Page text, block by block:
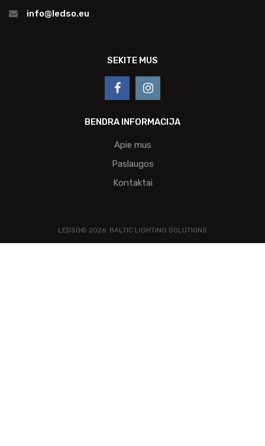
info@ledso.eu
SEKITE MUS
BENDRA INFORMACIJA
Apie mus
Paslaugos
Kontaktai
LEDSO© 2026 BALTIC LIGHTING SOLUTIONS